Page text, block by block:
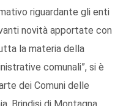
riguardante gli enti
novità apportate con
la materia della
comunali”, si è
dei Comuni delle